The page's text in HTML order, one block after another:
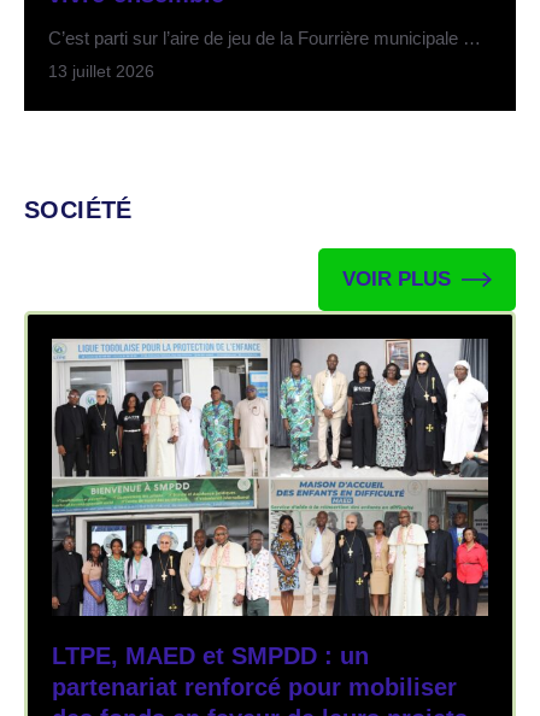
C’est parti sur l’aire de jeu de la Fourrière municipale …
13 juillet 2026
SOCIÉTÉ
VOIR PLUS
LTPE, MAED et SMPDD : un
partenariat renforcé pour mobiliser